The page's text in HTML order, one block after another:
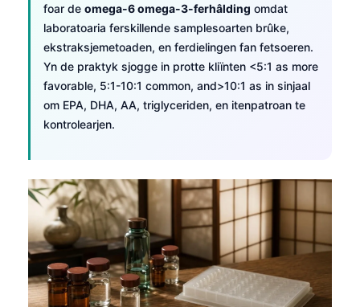
foar de omega-6 omega-3-ferhâlding omdat
laboratoaria ferskillende samplesoarten brûke,
ekstraksjemetoaden, en ferdielingen fan fetsoeren.
Yn de praktyk sjogge in protte kliïnten <5:1 as more
favorable, 5:1-10:1 common, and>10:1 as in sinjaal
om EPA, DHA, AA, triglyceriden, en itenpatroan te
kontrolearjen.